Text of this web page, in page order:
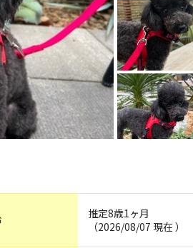
推定8歳1ヶ月
（2026/08/07 現在 ）